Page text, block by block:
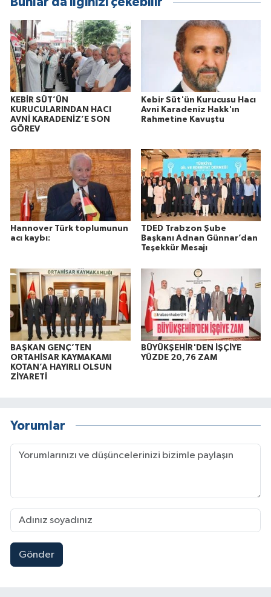
KEBİR SÜT’ÜN
KURUCULARINDAN HACI
AVNİ KARADENİZ’E SON
GÖREV
Kebir Süt'ün Kurucusu Hacı
Avni Karadeniz Hakk'ın
Rahmetine Kavuştu
Hannover Türk toplumunun
acı kaybı:
TDED Trabzon Şube
Başkanı Adnan Günnar’dan
Teşekkür Mesajı
BAŞKAN GENÇ’TEN
ORTAHİSAR KAYMAKAMI
KOTAN’A HAYIRLI OLSUN
ZİYARETİ
BÜYÜKŞEHİR'DEN İŞÇİYE
YÜZDE 20,76 ZAM
Yorumlar
Gönder